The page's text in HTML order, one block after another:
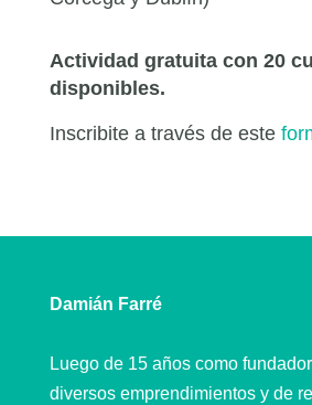
Actividad gratuita con 20
disponibles.
Inscribite a través de este
Damián Farré
Luego de 15 años como
diversos emprendimientos y de